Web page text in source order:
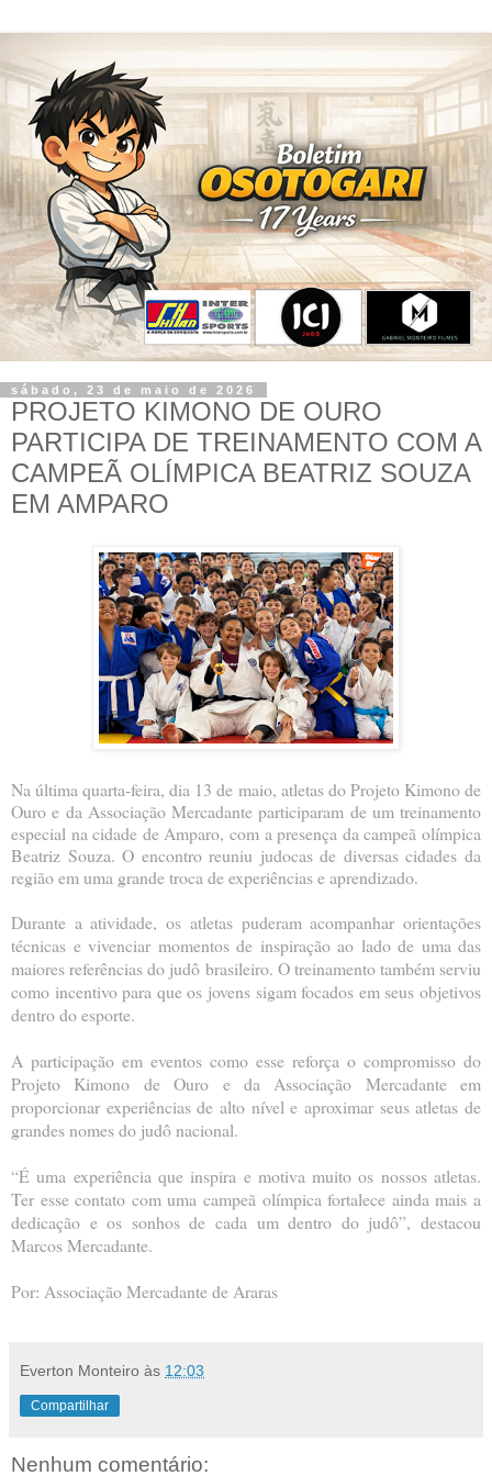
sábado, 23 de maio de 2026
PROJETO KIMONO DE OURO
PARTICIPA DE TREINAMENTO COM A
CAMPEÃ OLÍMPICA BEATRIZ SOUZA
EM AMPARO
Na última quarta-feira, dia 13 de maio, atletas do Projeto Kimono de
Ouro e da Associação Mercadante participaram de um treinamento
especial na cidade de Amparo, com a presença da campeã olímpica
Beatriz Souza. O encontro reuniu judocas de diversas cidades da
região em uma grande troca de experiências e aprendizado.
Durante a atividade, os atletas puderam acompanhar orientações
técnicas e vivenciar momentos de inspiração ao lado de uma das
maiores referências do judô brasileiro. O treinamento também serviu
como incentivo para que os jovens sigam focados em seus objetivos
dentro do esporte.
A participação em eventos como esse reforça o compromisso do
Projeto Kimono de Ouro e da Associação Mercadante em
proporcionar experiências de alto nível e aproximar seus atletas de
grandes nomes do judô nacional.
“É uma experiência que inspira e motiva muito os nossos atletas.
Ter esse contato com uma campeã olímpica fortalece ainda mais a
dedicação e os sonhos de cada um dentro do judô”, destacou
Marcos Mercadante.
Por: Associação Mercadante de Araras
Everton Monteiro às 12:03
Compartilhar
Nenhum comentário: